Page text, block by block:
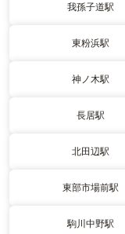
我孫子道駅
東粉浜駅
神ノ木駅
長居駅
北田辺駅
東部市場前駅
駒川中野駅